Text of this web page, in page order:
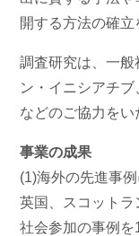
開する方法の確立
調査研究は、一
ン・イニシアチ
などのご協力をい
事業の成果
(1)海外の先進事
英国、スコット
社会参加の事例を